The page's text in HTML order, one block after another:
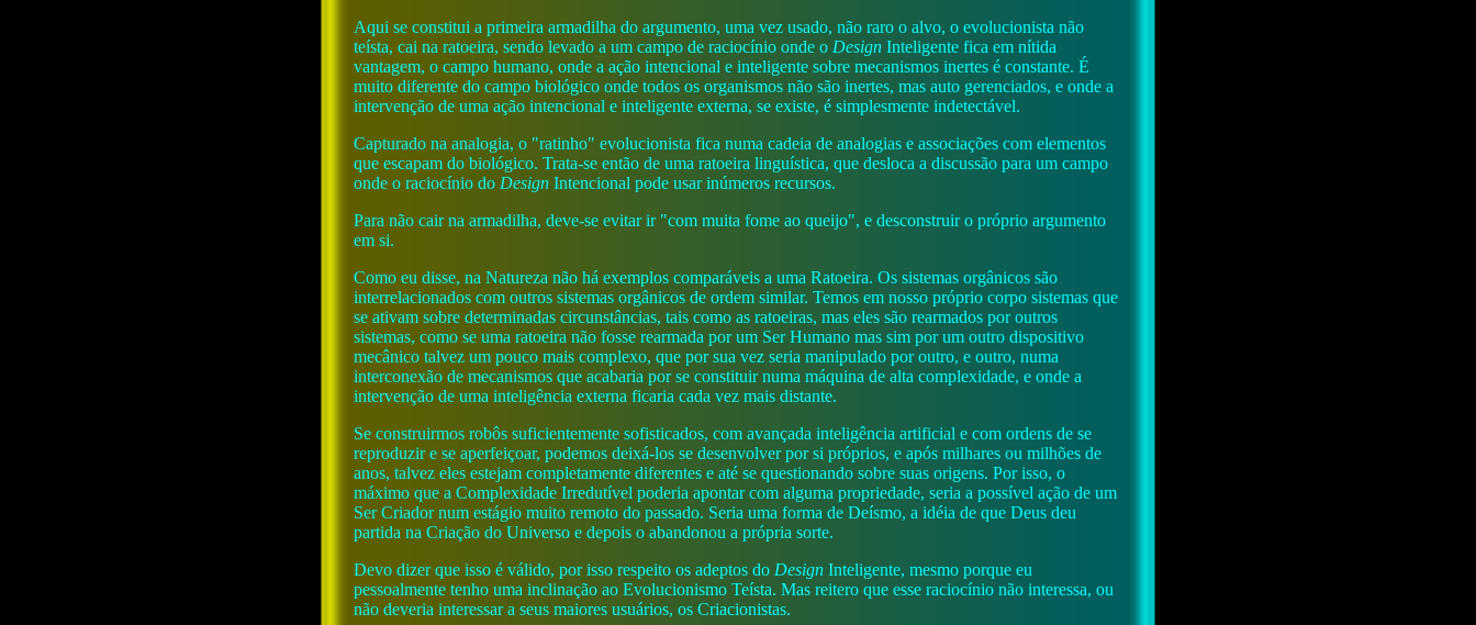
Aqui se constitui a primeira armadilha do argumento, uma vez usado, não raro o alvo, o evolucionista não
teísta, cai na ratoeira, sendo levado a um campo de raciocínio onde o Design Inteligente fica em nítida
vantagem, o campo humano, onde a ação intencional e inteligente sobre mecanismos inertes é constante. É
muito diferente do campo biológico onde todos os organismos não são inertes, mas auto gerenciados, e onde a
intervenção de uma ação intencional e inteligente externa, se existe, é simplesmente indetectável.
Capturado na analogia, o "ratinho" evolucionista fica numa cadeia de analogias e associações com elementos
que escapam do biológico. Trata-se então de uma ratoeira linguística, que desloca a discussão para um campo
onde o raciocínio do Design Intencional pode usar inúmeros recursos.
Para não cair na armadilha, deve-se evitar ir "com muita fome ao queijo", e desconstruir o próprio argumento
em si.
Como eu disse, na Natureza não há exemplos comparáveis a uma Ratoeira. Os sistemas orgânicos são
interrelacionados com outros sistemas orgânicos de ordem similar. Temos em nosso próprio corpo sistemas que
se ativam sobre determinadas circunstâncias, tais como as ratoeiras, mas eles são rearmados por outros
sistemas, como se uma ratoeira não fosse rearmada por um Ser Humano mas sim por um outro dispositivo
mecânico talvez um pouco mais complexo, que por sua vez seria manipulado por outro, e outro, numa
interconexão de mecanismos que acabaria por se constituir numa máquina de alta complexidade, e onde a
intervenção de uma inteligência externa ficaria cada vez mais distante.
Se construirmos robôs suficientemente sofisticados, com avançada inteligência artificial e com ordens de se
reproduzir e se aperfeiçoar, podemos deixá-los se desenvolver por si próprios, e após milhares ou milhões de
anos, talvez eles estejam completamente diferentes e até se questionando sobre suas origens. Por isso, o
máximo que a Complexidade Irredutível poderia apontar com alguma propriedade, seria a possível ação de um
Ser Criador num estágio muito remoto do passado. Seria uma forma de Deísmo, a idéia de que Deus deu
partida na Criação do Universo e depois o abandonou a própria sorte.
Devo dizer que isso é válido, por isso respeito os adeptos do Design Inteligente, mesmo porque eu
pessoalmente tenho uma inclinação ao Evolucionismo Teísta. Mas reitero que esse raciocínio não interessa, ou
não deveria interessar a seus maiores usuários, os Criacionistas.